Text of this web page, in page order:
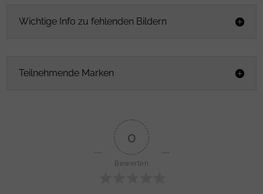
Wichtige Info zu fehlenden Bildern
Teilnehmende Marken
0
Bewerten